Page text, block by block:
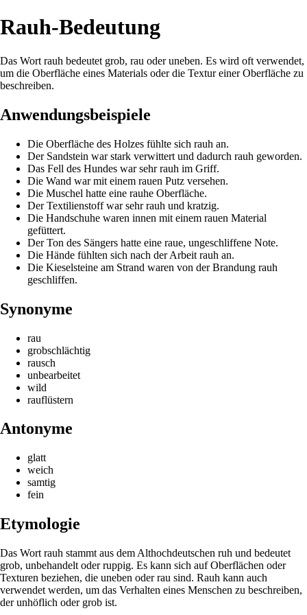
Rauh-Bedeutung
Das Wort rauh bedeutet grob, rau oder uneben. Es wird oft verwendet,
um die Oberfläche eines Materials oder die Textur einer Oberfläche zu
beschreiben.
Anwendungsbeispiele
Die Oberfläche des Holzes fühlte sich rauh an.
Der Sandstein war stark verwittert und dadurch rauh geworden.
Das Fell des Hundes war sehr rauh im Griff.
Die Wand war mit einem rauen Putz versehen.
Die Muschel hatte eine rauhe Oberfläche.
Der Textilienstoff war sehr rauh und kratzig.
Die Handschuhe waren innen mit einem rauen Material
gefüttert.
Der Ton des Sängers hatte eine raue, ungeschliffene Note.
Die Hände fühlten sich nach der Arbeit rauh an.
Die Kieselsteine am Strand waren von der Brandung rauh
geschliffen.
Synonyme
rau
grobschlächtig
rausch
unbearbeitet
wild
rauflüstern
Antonyme
glatt
weich
samtig
fein
Etymologie
Das Wort rauh stammt aus dem Althochdeutschen ruh und bedeutet
grob, unbehandelt oder ruppig. Es kann sich auf Oberflächen oder
Texturen beziehen, die uneben oder rau sind. Rauh kann auch
verwendet werden, um das Verhalten eines Menschen zu beschreiben,
der unhöflich oder grob ist.